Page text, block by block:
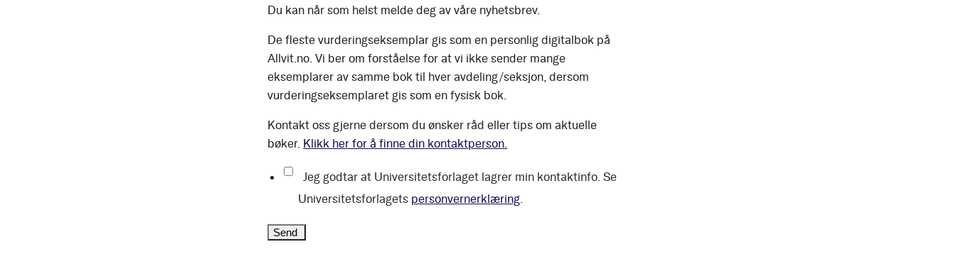
Du kan når som helst melde deg av våre nyhetsbrev.
De fleste vurderingseksemplar gis som en personlig digitalbok på
Allvit.no. Vi ber om forståelse for at vi ikke sender mange
eksemplarer av samme bok til hver avdeling/seksjon, dersom
vurderingseksemplaret gis som en fysisk bok.
Kontakt oss gjerne dersom du ønsker råd eller tips om aktuelle
bøker. Klikk her for å finne din kontaktperson.
Jeg godtar at Universitetsforlaget lagrer min kontaktinfo. Se
Universitetsforlagets personvernerklæring.